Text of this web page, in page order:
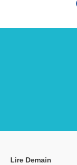
Lire Demain